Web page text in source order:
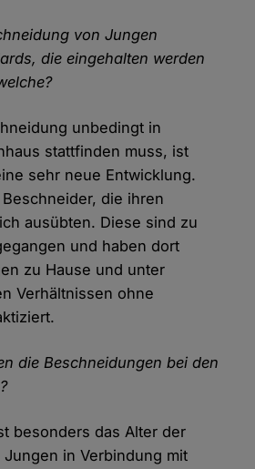
von Jungen
die eingehalten werden
unbedingt in
stattfinden muss, ist
sehr neue Entwicklung.
die ihren
ausübten. Diese sind zu
und haben dort
zu Hause und unter
Verhältnissen ohne
die Beschneidungen bei den
besonders das Alter der
in Verbindung mit